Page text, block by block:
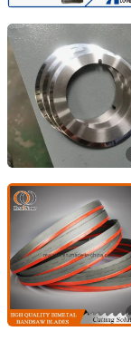
Hubei Zhenbang
Hubei, China
SHAOXING
Zhejiang,